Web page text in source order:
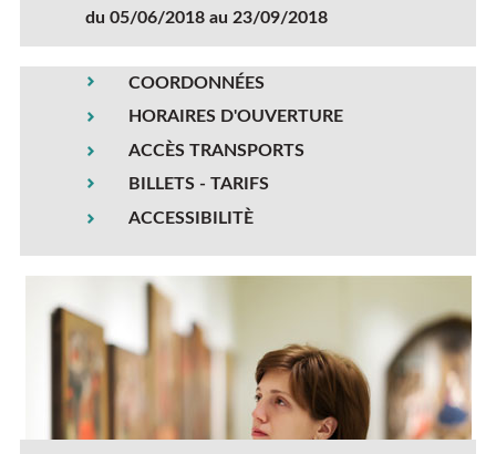
du 05/06/2018 au 23/09/2018
COORDONNÉES
HORAIRES D'OUVERTURE
ACCÈS TRANSPORTS
BILLETS - TARIFS
ACCESSIBILITÈ